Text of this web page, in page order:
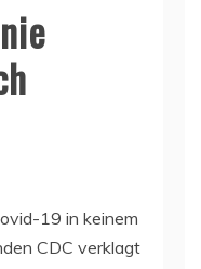
19 in keinem
CDC verklagt